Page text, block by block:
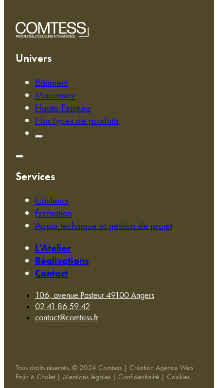
Univers
Bâtiment
Monument
Haute-Peinture
Nos types de produits
Services
Couleurs
Formation
Appui technique et gestion de projet
L'Atelier
Réalisations
Contact
106, avenue Pasteur 49100 Angers
02 41 86 59 42
contact@comtess.fr
Tous droits réservés. © 2024 Comtess | Création Agence Web
Enjin à Cholet | Mentions légales | Confidentialité | Cookies